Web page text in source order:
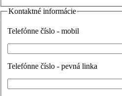
Kontaktné informácie
Telefónne číslo - mobil
Telefónne číslo - pevná linka